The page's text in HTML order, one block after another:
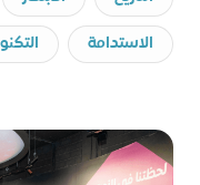
الاستدامة